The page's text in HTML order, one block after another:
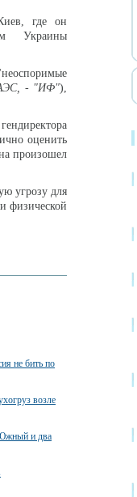
где он
Украины
АЭС, - "ИФ"),
оценить
произошел
угрозу для
физической
не бить по
возле
и два